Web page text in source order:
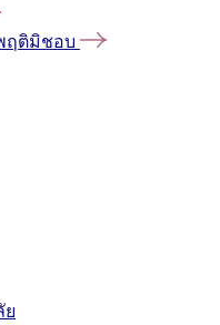
ฤติมิชอบ
ย